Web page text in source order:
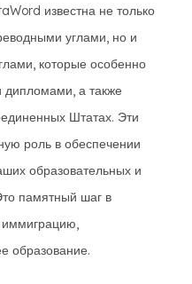
известна не только
углами, но и
которые особенно
а также
Штатах. Эти
роль в обеспечении
образовательных и
памятный шаг в
иммиграцию,
образование.